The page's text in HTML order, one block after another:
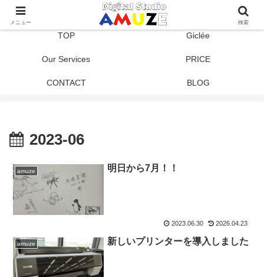
TOP Giclée
Our Services PRICE
CONTACT BLOG
2023-06
amuze 明日から7月！！
2023.06.30 2026.04.23
amuze 新しいプリンターを導入しました
メニュー 検索